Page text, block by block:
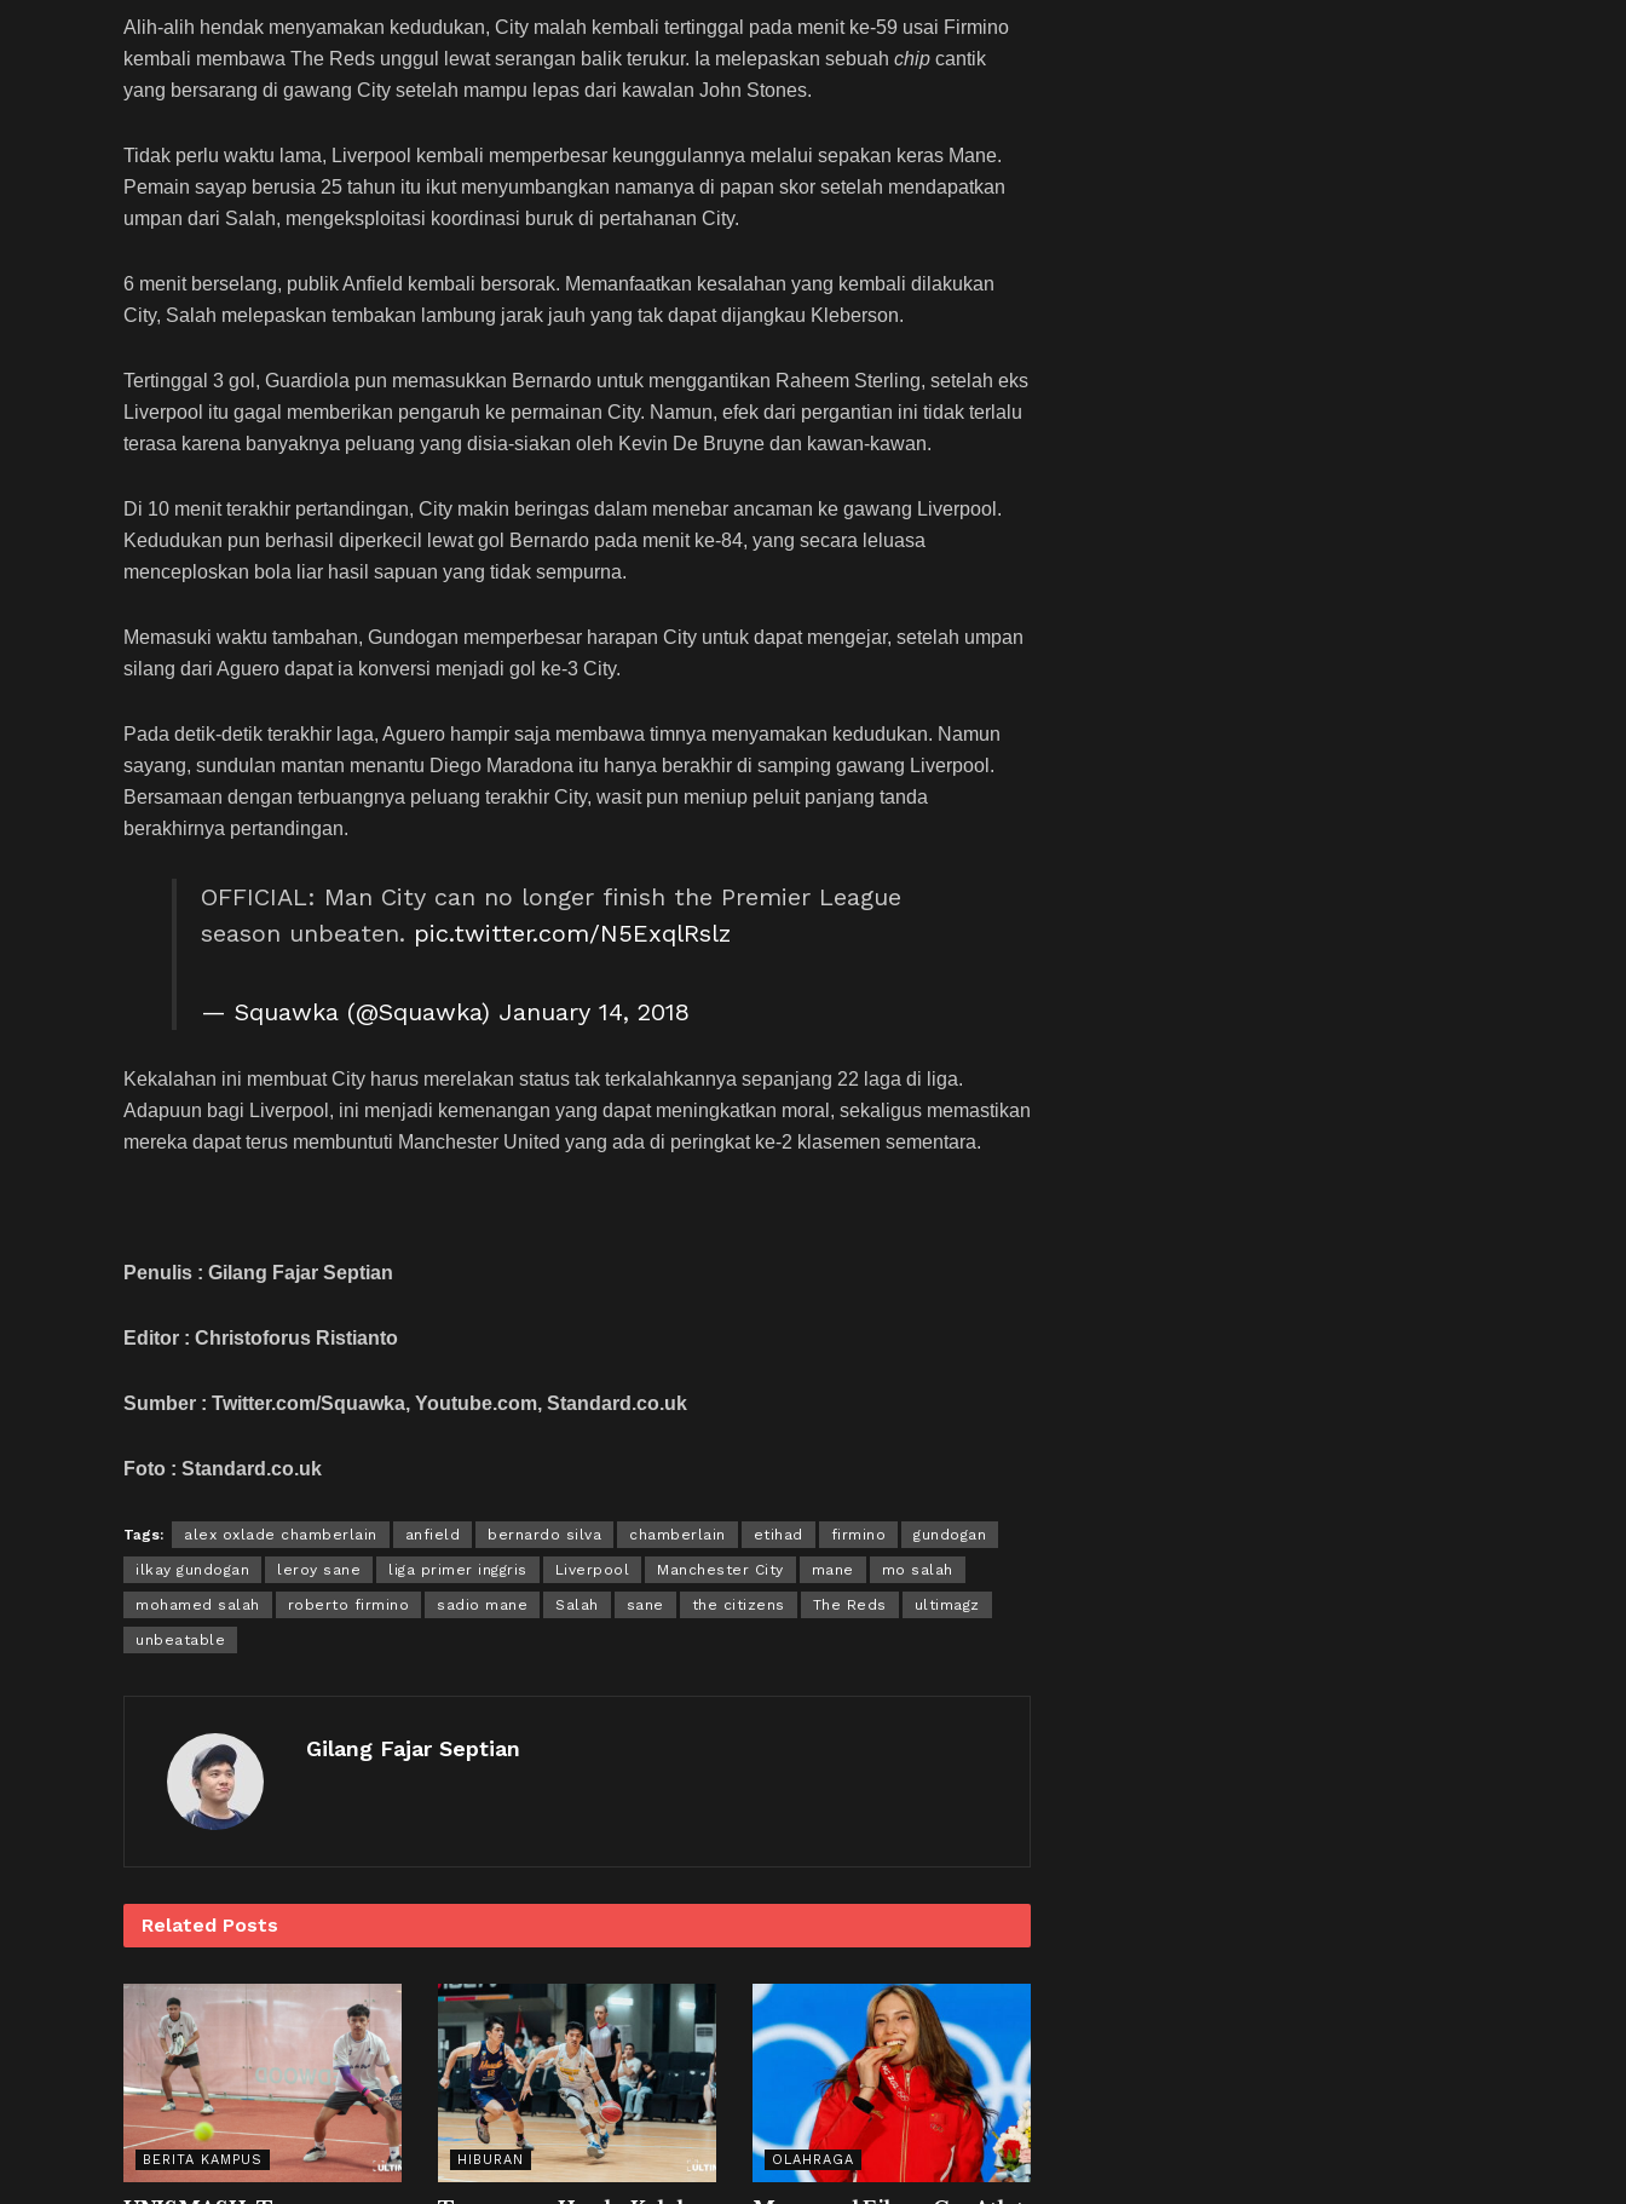
Alih-alih hendak menyamakan kedudukan, City malah kembali tertinggal pada menit ke-59 usai Firmino
kembali membawa The Reds unggul lewat serangan balik terukur. Ia melepaskan sebuah chip cantik
yang bersarang di gawang City setelah mampu lepas dari kawalan John Stones.
Tidak perlu waktu lama, Liverpool kembali memperbesar keunggulannya melalui sepakan keras Mane.
Pemain sayap berusia 25 tahun itu ikut menyumbangkan namanya di papan skor setelah mendapatkan
umpan dari Salah, mengeksploitasi koordinasi buruk di pertahanan City.
6 menit berselang, publik Anfield kembali bersorak. Memanfaatkan kesalahan yang kembali dilakukan
City, Salah melepaskan tembakan lambung jarak jauh yang tak dapat dijangkau Kleberson.
Tertinggal 3 gol, Guardiola pun memasukkan Bernardo untuk menggantikan Raheem Sterling, setelah eks
Liverpool itu gagal memberikan pengaruh ke permainan City. Namun, efek dari pergantian ini tidak terlalu
terasa karena banyaknya peluang yang disia-siakan oleh Kevin De Bruyne dan kawan-kawan.
Di 10 menit terakhir pertandingan, City makin beringas dalam menebar ancaman ke gawang Liverpool.
Kedudukan pun berhasil diperkecil lewat gol Bernardo pada menit ke-84, yang secara leluasa
menceploskan bola liar hasil sapuan yang tidak sempurna.
Memasuki waktu tambahan, Gundogan memperbesar harapan City untuk dapat mengejar, setelah umpan
silang dari Aguero dapat ia konversi menjadi gol ke-3 City.
Pada detik-detik terakhir laga, Aguero hampir saja membawa timnya menyamakan kedudukan. Namun
sayang, sundulan mantan menantu Diego Maradona itu hanya berakhir di samping gawang Liverpool.
Bersamaan dengan terbuangnya peluang terakhir City, wasit pun meniup peluit panjang tanda
berakhirnya pertandingan.
OFFICIAL: Man City can no longer finish the Premier League
season unbeaten. pic.twitter.com/N5ExqlRslz
— Squawka (@Squawka) January 14, 2018
Kekalahan ini membuat City harus merelakan status tak terkalahkannya sepanjang 22 laga di liga.
Adapuun bagi Liverpool, ini menjadi kemenangan yang dapat meningkatkan moral, sekaligus memastikan
mereka dapat terus membuntuti Manchester United yang ada di peringkat ke-2 klasemen sementara.
Penulis : Gilang Fajar Septian
Editor : Christoforus Ristianto
Sumber : Twitter.com/Squawka, Youtube.com, Standard.co.uk
Foto : Standard.co.uk
Tags: alex oxlade chamberlain anfield bernardo silva chamberlain etihad firmino gundogan
ilkay gundogan leroy sane liga primer inggris Liverpool Manchester City mane mo salah
mohamed salah roberto firmino sadio mane Salah sane the citizens The Reds ultimagz
unbeatable
Gilang Fajar Septian
Related Posts
BERITA KAMPUS HIBURAN OLAHRAGA